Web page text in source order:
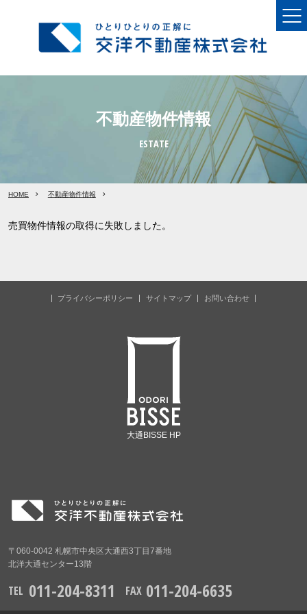
不動産物件情報
ESTATE
HOME 不動産物件情報
売買物件情報の取得に失敗しました。
プライバシーポリシー サイトマップ お問い合わせ
大通BISSE HP
〒060-0042 札幌市中央区大通西3丁目7番地
北洋大通センター13階
TEL 011-204-8311 FAX 011-204-6635